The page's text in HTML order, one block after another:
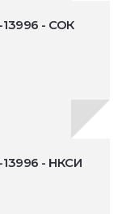
- СОК
- НКСИ